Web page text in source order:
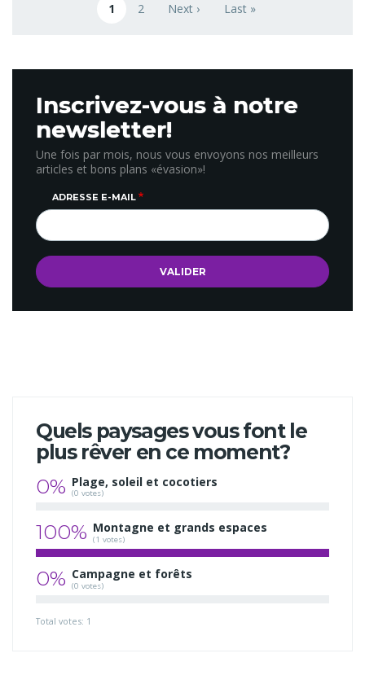
Page courante
1 Page
2 Next page
Next › Last page
Last »
Inscrivez-vous à notre
newsletter!
Une fois par mois, nous vous envoyons nos meilleurs
articles et bons plans «évasion»!
ADRESSE E-MAIL
Quels paysages vous font le
plus rêver en ce moment?
0% Plage, soleil et cocotiers
(0 votes)
100% Montagne et grands espaces
(1 votes)
0% Campagne et forêts
(0 votes)
Total votes: 1